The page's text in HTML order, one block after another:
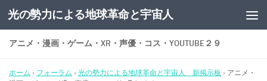
コンテンツへスキップ
光の勢力による地球革命と宇宙人
アニメ・漫画・ゲーム・XR・声優・コス・YOUTUBE２９
ホーム › フォーラム › 光の勢力による地球革命と宇宙人 新掲示板 › アニメ・